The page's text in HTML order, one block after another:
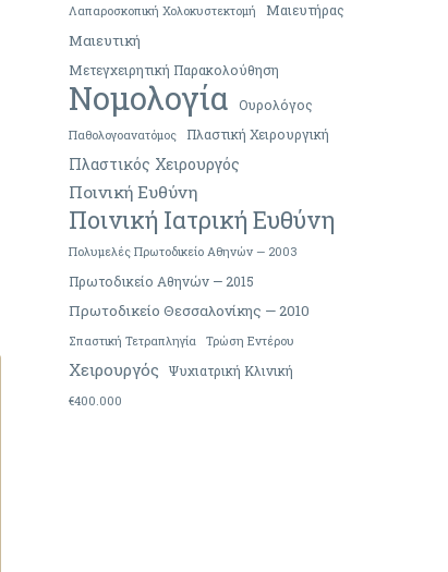
Λαπαροσκοπική Χολοκυστεκτομή Μαιευτήρας
Μαιευτική
Μετεγχειρητική Παρακολούθηση
Νομολογία Ουρολόγος
Παθολογοανατόμος Πλαστική Χειρουργική
Πλαστικός Χειρουργός
Ποινική Ευθύνη
Ποινική Ιατρική Ευθύνη
Πολυμελές Πρωτοδικείο Αθηνών — 2003
Πρωτοδικείο Αθηνών — 2015
Πρωτοδικείο Θεσσαλονίκης — 2010
Σπαστική Τετραπληγία Τρώση Εντέρου
Χειρουργός Ψυχιατρική Κλινική
€400.000